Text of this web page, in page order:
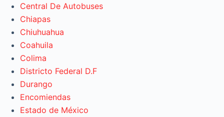
Central De Autobuses
Chiapas
Chiuhuahua
Coahuila
Colima
Districto Federal D.F
Durango
Encomiendas
Estado de México